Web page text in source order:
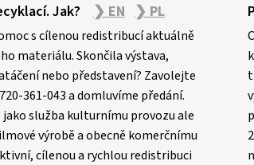
Jak? ❯ EN ❯ PL
s cílenou redistribucí aktuálně
materiálu. Skončila výstava,
nebo představení? Zavolejte
361-043 a domluvíme předání.
služba kulturnímu provozu ale
výrobě a obecně komerčnímu
cílenou a rychlou redistribuci